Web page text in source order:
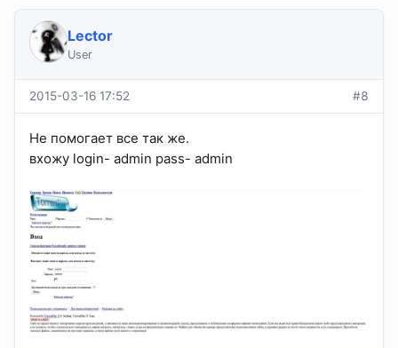
Lector
User
2015-03-16 17:52 #8
Не помогает все так же.
вхожу login- admin pass- admin